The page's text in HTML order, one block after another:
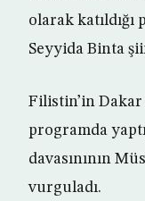
olarak katıldığı
Seyyida Binta
Filistin’in
programda
davasınının
vurguladı.